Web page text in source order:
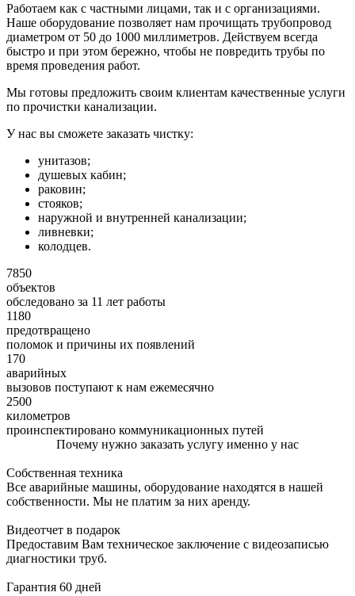
Работаем как с частными лицами, так и с организациями.
Наше оборудование позволяет нам прочищать трубопровод
диаметром от 50 до 1000 миллиметров. Действуем всегда
быстро и при этом бережно, чтобы не повредить трубы по
время проведения работ.
Мы готовы предложить своим клиентам качественные услуги
по прочистки канализации.
У нас вы сможете заказать чистку:
унитазов;
душевых кабин;
раковин;
стояков;
наружной и внутренней канализации;
ливневки;
колодцев.
7850
объектов
обследовано за 11 лет работы
1180
предотвращено
поломок и причины их появлений
170
аварийных
вызовов поступают к нам ежемесячно
2500
километров
проинспектировано коммуникационных путей
Почему нужно заказать услугу именно у нас
Собственная техника
Все аварийные машины, оборудование находятся в нашей
собственности. Мы не платим за них аренду.
Видеотчет в подарок
Предоставим Вам техническое заключение с видеозаписью
диагностики труб.
Гарантия 60 дней